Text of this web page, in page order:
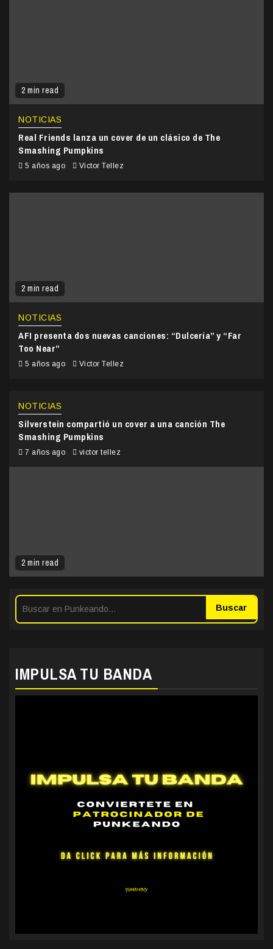
2 min read
NOTICIAS
Real Friends lanza un cover de un clásico de The
Smashing Pumpkins
5 años ago Victor Tellez
2 min read
NOTICIAS
AFI presenta dos nuevas canciones: “Dulcería” y “Far
Too Near”
5 años ago Victor Tellez
2 min read
NOTICIAS
Silverstein compartió un cover a una canción The
Smashing Pumpkins
7 años ago victor tellez
Buscar
IMPULSA TU BANDA